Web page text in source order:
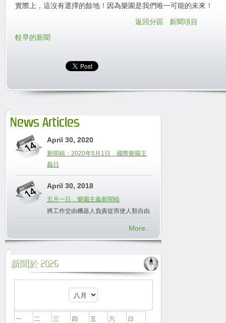
實際上，這沒有選擇的餘地！因為樂園是我們唯一可能的未來！
返回分區
新聞項目
較早的新聞
News Articles
April 30, 2020
新聞稿：2020年5月1日，國際樂園主
義日
April 30, 2018
五月一日，樂園主義新聞稿
將工作交由機器人負責從而使人類自由
More...
新聞於 2026
一 二 三 四 五 六
日